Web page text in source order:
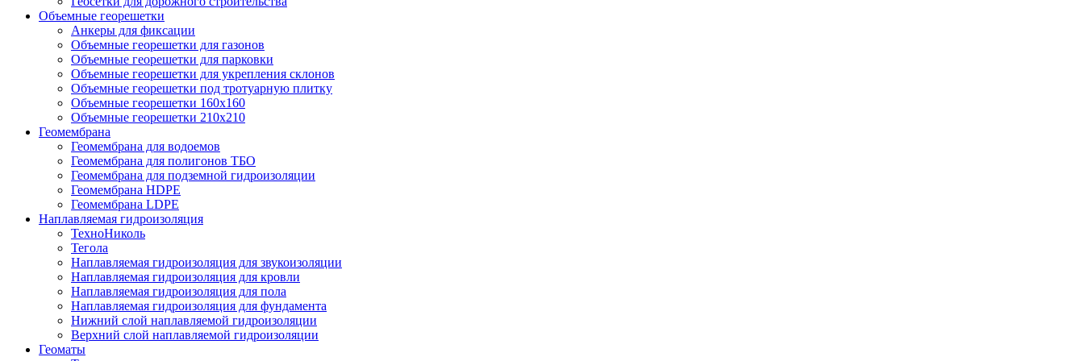
Объемные георешетки
Анкеры для фиксации
Объемные георешетки для газонов
Объемные георешетки для парковки
Объемные георешетки для укрепления склонов
Объемные георешетки под тротуарную плитку
Объемные георешетки 160х160
Объемные георешетки 210х210
Геомембрана
Геомембрана для водоемов
Геомембрана для полигонов ТБО
Геомембрана для подземной гидроизоляции
Геомембрана HDPE
Геомембрана LDPE
Наплавляемая гидроизоляция
ТехноНиколь
Тегола
Наплавляемая гидроизоляция для звукоизоляции
Наплавляемая гидроизоляция для кровли
Наплавляемая гидроизоляция для пола
Наплавляемая гидроизоляция для фундамента
Нижний слой наплавляемой гидроизоляции
Верхний слой наплавляемой гидроизоляции
Геоматы